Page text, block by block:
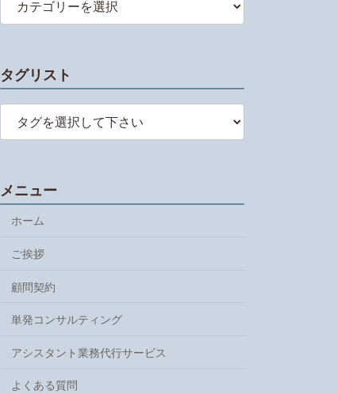
ゴ
ー
タグリスト
メニュー
ホーム
ご挨拶
顧問契約
単発コンサルティング
アシスタント業務代行サービス
よくある質問